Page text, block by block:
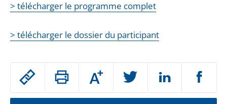
Passer
partage
Augmenter
ou
la
> télécharger le programme complet
> télécharger le dossier du participant